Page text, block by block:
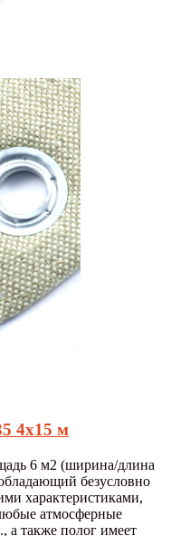
4х15 м
6 м2 (ширина/длина
безусловно
характеристиками,
атмосферные
а также полог имеет